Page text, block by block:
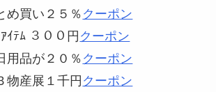
め買い２５％ クーポン
ｲﾃﾑ ３００円 クーポン
用品が２０％ クーポン
物産展１千円 クーポン